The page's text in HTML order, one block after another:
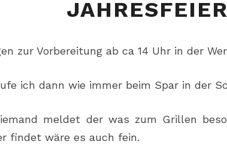
JAHRESFEIER
zur Vorbereitung ab ca 14 Uhr in der
ich dann wie immer beim Spar in der
meldet der was zum Grillen
findet wäre es auch fein.